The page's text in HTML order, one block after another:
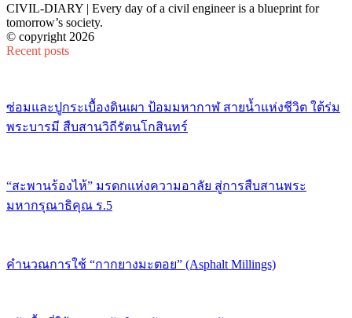
CIVIL-DIARY | Every day of a civil engineer is a blueprint for
tomorrow’s society.
© copyright 2026
Recent posts
ซ่อมและปูกระเบื้องดินเผา ป้อมมหากาฬ สายน้ำแห่งชีวิต ใต้ร่ม
พระบารมี สืบสานวิถีรัตนโกสินทร์
“สะพานร้องไห้” มรดกแห่งความอาลัย สู่การสืบสานพระ
มหากรุณาธิคุณ ร.5
คำนวณการใช้ “กากยางมะตอย” (Asphalt Millings)